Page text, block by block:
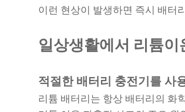
이런 현상이 발생하면 즉시 배터
일상생활에서 리튬이
적절한 배터리 충전기를 사
리튬 배터리는 항상 배터리의 화